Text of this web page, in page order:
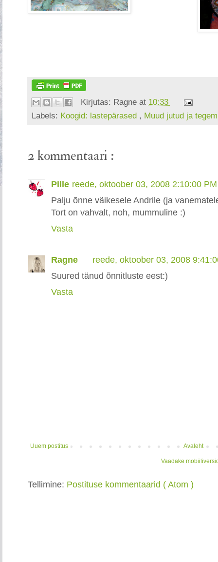
Kirjutas: Ragne at 10:33
Labels: Koogid: lastepärased , Muud jutud ja
2 kommentaari :
Pille reede, oktoober 03, 2008 2:10:00 PM
Palju õnne väikesele Andrile (ja
Tort on vahvalt, noh, mummuline :)
Vasta
Ragne
reede, oktoober 03, 2008
Suured tänud õnnitluste eest:)
Vasta
Uuem postitus Avaleht
Vaadake
Tellimine: Postituse kommentaarid ( Atom )